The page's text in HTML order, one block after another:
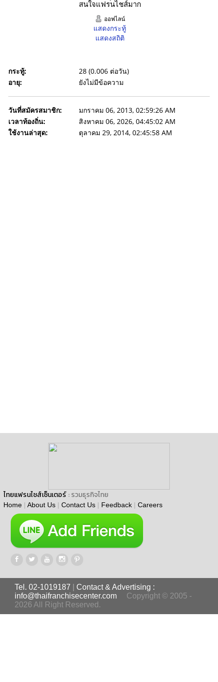
สนใจแฟรนไชส์มาก
ออฟไลน์
แสดงกระทู้
แสดงสถิติ
กระทู้:
28 (0.006 ต่อวัน)
อายุ:
ยังไม่มีข้อความ
วันที่สมัครสมาชิก:
มกราคม 06, 2013, 02:59:26 AM
เวลาท้องถิ่น:
สิงหาคม 06, 2026, 04:45:02 AM
ใช้งานล่าสุด:
ตุลาคม 29, 2014, 02:45:58 AM
ไทยแฟรนไชส์เซ็นเตอร์ : รวมธุรกิจไทย
Home | About Us | Contact Us | Feedback | Careers
Tel. 02-1019187
Contact & Advertising :
info@thaifranchisecenter.com
Copyright © 2005 -
2026 All Right Reserved.